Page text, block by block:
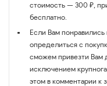
стоимость — 300 ₽,
бесплатно.
Если Вам
определиться с
сможем привезти Вам
исключением
этом в комментарии к